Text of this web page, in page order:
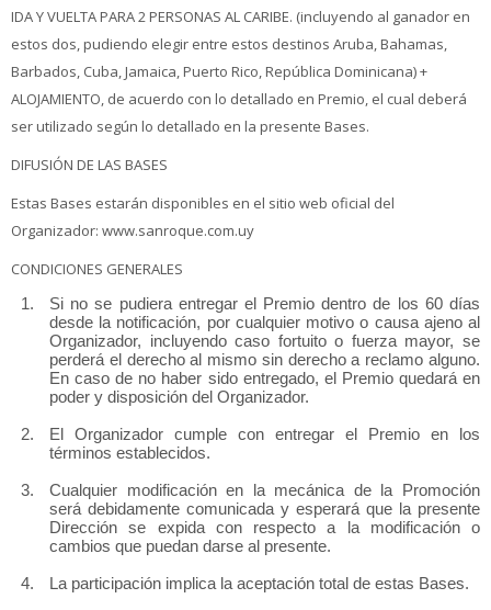
IDA Y VUELTA PARA 2 PERSONAS AL CARIBE. (incluyendo al ganador en
estos dos, pudiendo elegir entre estos destinos Aruba, Bahamas,
Barbados, Cuba, Jamaica, Puerto Rico, República Dominicana) +
ALOJAMIENTO, de acuerdo con lo detallado en Premio, el cual deberá
ser utilizado según lo detallado en la presente Bases.
DIFUSIÓN DE LAS BASES
Estas Bases estarán disponibles en el sitio web oficial del
Organizador: www.sanroque.com.uy
CONDICIONES GENERALES
Si no se pudiera entregar el Premio dentro de los 60 días
desde la notificación, por cualquier motivo o causa ajeno al
Organizador, incluyendo caso fortuito o fuerza mayor, se
perderá el derecho al mismo sin derecho a reclamo alguno.
En caso de no haber sido entregado, el Premio quedará en
poder y disposición del Organizador.
El Organizador cumple con entregar el Premio en los
términos establecidos.
Cualquier modificación en la mecánica de la Promoción
será debidamente comunicada y esperará que la presente
Dirección se expida con respecto a la modificación o
cambios que puedan darse al presente.
La participación implica la aceptación total de estas Bases.